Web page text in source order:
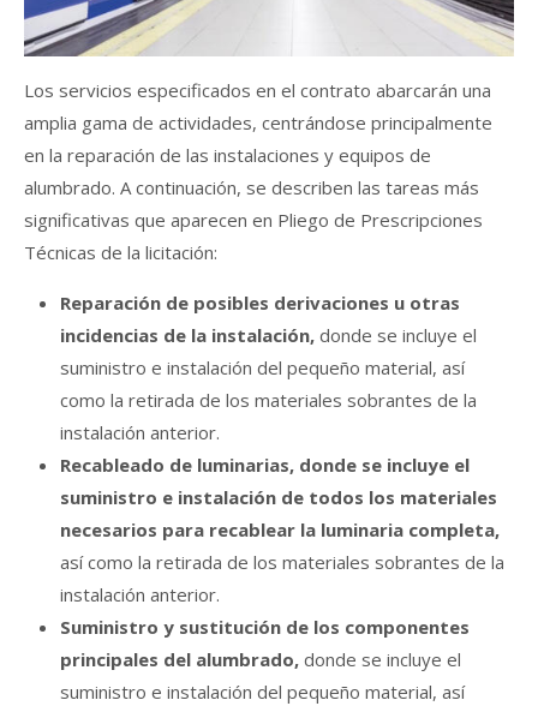
Los servicios especificados en el contrato abarcarán una
amplia gama de actividades, centrándose principalmente
en la reparación de las instalaciones y equipos de
alumbrado. A continuación, se describen las tareas más
significativas que aparecen en Pliego de Prescripciones
Técnicas de la licitación:
Reparación de posibles derivaciones u otras
incidencias de la instalación, donde se incluye el
suministro e instalación del pequeño material, así
como la retirada de los materiales sobrantes de la
instalación anterior.
Recableado de luminarias, donde se incluye el
suministro e instalación de todos los materiales
necesarios para recablear la luminaria completa,
así como la retirada de los materiales sobrantes de la
instalación anterior.
Suministro y sustitución de los componentes
principales del alumbrado, donde se incluye el
suministro e instalación del pequeño material, así